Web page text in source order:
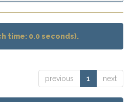
time: 0.0 seconds).
previous 1 next